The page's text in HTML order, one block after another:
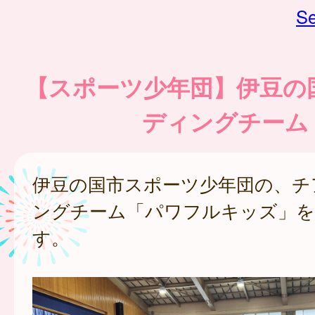
【スポーツ少年団】伊豆
ディングチーム
伊豆の国市スポーツ少年団の、
ングチーム「パワフルキッズ」
す。